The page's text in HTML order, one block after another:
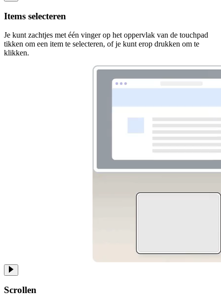
Items selecteren
Je kunt zachtjes met één vinger op het oppervlak van de touchpad
tikken om een item te selecteren, of je kunt erop drukken om te
klikken.
Scrollen